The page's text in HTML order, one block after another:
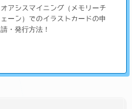
オアシスマイニング（メモリーチ
ェーン）でのイラストカードの申
請・発行方法！